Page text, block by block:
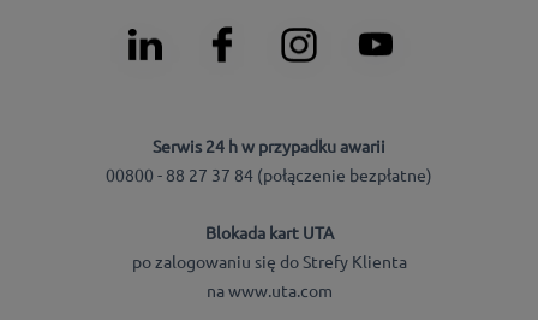
Serwis 24 h w przypadku awarii
00800 - 88 27 37 84 (połączenie bezpłatne)
Blokada kart UTA
po zalogowaniu się do Strefy Klienta
na www.uta.com